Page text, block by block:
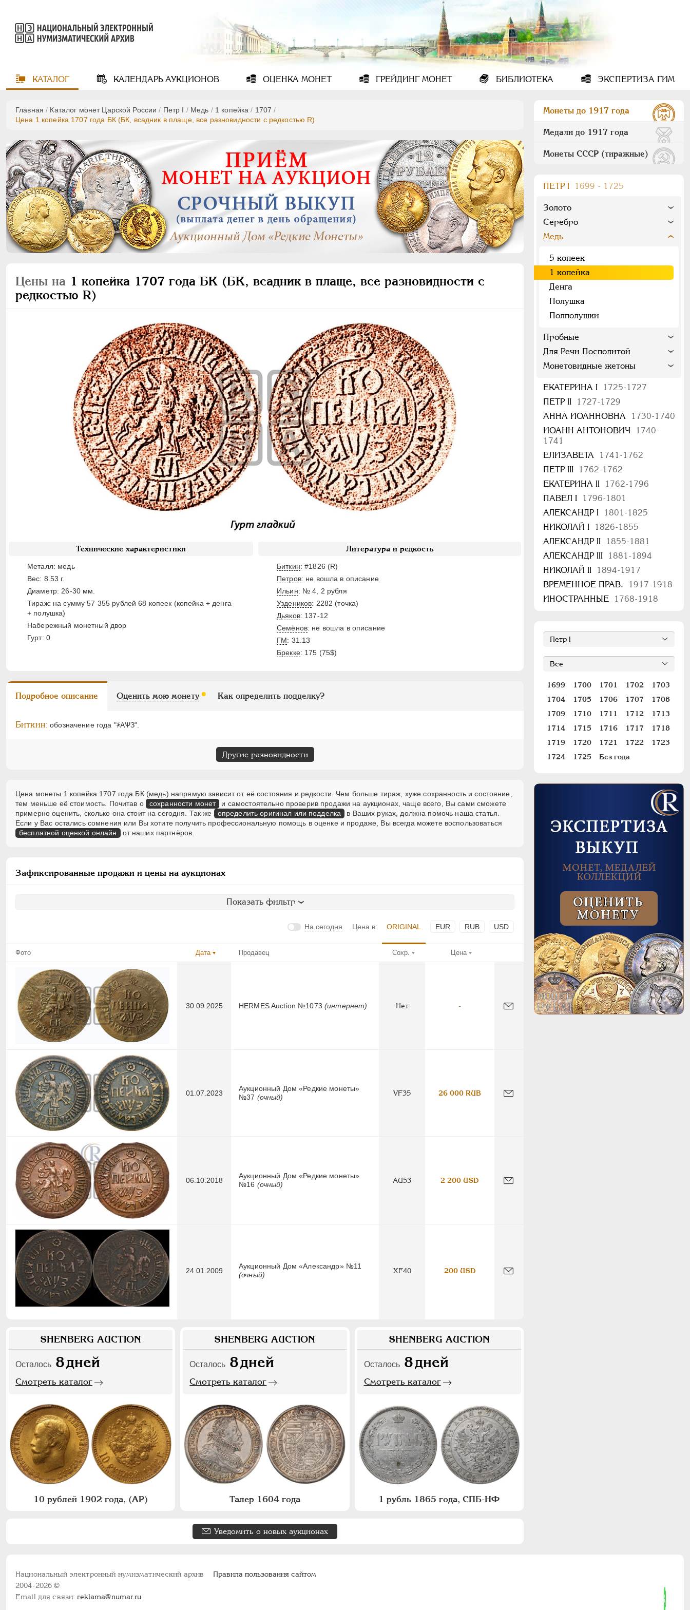
КАТАЛОГ КАЛЕНДАРЬАУКЦИОНОВ ОЦЕНКА МОНЕТ ГРЕЙДИНГМОНЕТ БИБЛИОТЕКА ЭКСПЕРТИЗА ГИМ
Главная / Каталог монет Царской России / Пeтр I / Медь / 1 копейка / 1707 /
Цена 1 копейка 1707 года БК (БК, всадник в плаще, все разновидности с редкостью R)
Цены на 1 копейка 1707 года БК (БК, всадник в плаще, все разновидности с
редкостью R)
Технические характеристики
Металл: медь
Вес: 8.53 г.
Диаметр: 26-30 мм.
Тираж: на сумму 57 355 рублей 68 копеек (копейка + денга
+ полушка)
Набережный монетный двор
Гурт: 0
Литература и редкость
Биткин: #1826 (R)
Петров: не вошла в описание
Ильин: № 4, 2 рубля
Уздеников: 2282 (точка)
Дьяков: 137-12
Семёнов: не вошла в описание
ГМ: 31.13
Брекке: 175 (75$)
Подробное описание Оценить мою монету Как определить подделку?
Биткин: обозначение года "҂АѰЗ".
Другие разновидности
Цена монеты 1 копейка 1707 года БК (медь) напрямую зависит от её состояния и редкости. Чем больше тираж, хуже сохранность и состояние,
тем меньше её стоимость. Почитав о
сохранности монет
и самостоятельно проверив продажи на аукционах, чаще всего, Вы сами сможете
примерно оценить, сколько она стоит на сегодня. Так же
определить оригинал или подделка
в Ваших руках, должна помочь наша статья.
Если у Вас остались сомнения или Вы хотите получить профессиональную помощь в оценке и продаже, Вы всегда можете воспользоваться
бесплатной оценкой онлайн от наших партнёров.
Зафиксированные продажи и цены на аукционах
Показать фильтр
На сегодня Цена в: ORIGINAL EUR RUB USD
Фото Дата Продавец Сохр. Цена
30.09.2025 HERMES Auction №1073 (интернет) Нет -
01.07.2023
Аукционный Дом «Редкие монеты»
№37 (очный)
VF35 26 000 RUB
06.10.2018
Аукционный Дом «Редкие монеты»
№16 (очный)
AU53 2 200 USD
24.01.2009
Аукционный Дом «Александр» №11
(очный)
XF40 200 USD
SHENBERG AUCTION
Осталось 8дней
Смотреть каталог
10 рублей 1902 года, (АР)
SHENBERG AUCTION
Осталось 8дней
Смотреть каталог
Талер 1604 года
SHENBERG AUCTION
Осталось 8дней
Смотреть каталог
1 рубль 1865 года, СПБ-НФ
Уведомить о новых аукционах
Монеты до 1917 года
Медали до 1917 года
Монеты СССР (тиражные)
ПEТР I 1699 - 1725
Золото
Серебро
Медь
5 копеек
1 копейка
Денга
Полушка
Полполушки
Пробные
Для Речи Посполитой
Монетовидные жетоны
ЕКАТЕРИНА I
1725-1727
ПЕТР II
1727-1729
АННА ИОАННОВНА
1730-1740
ИОАНН АНТОНОВИЧ
1740-
1741
ЕЛИЗАВЕТА
1741-1762
ПЕТР III
1762-1762
ЕКАТЕРИНА II
1762-1796
ПАВЕЛ I
1796-1801
АЛЕКСАНДР I
1801-1825
НИКОЛАЙ I
1826-1855
АЛЕКСАНДР II
1855-1881
АЛЕКСАНДР III
1881-1894
НИКОЛАЙ II
1894-1917
ВРЕМЕННОЕ ПРАВ.
1917-1918
ИНОСТРАННЫЕ
1768-1918
1699 1700 1701 1702
1703
1704
1705 1706 1707
1708
1709
1710 1711 1712
1713
1714
1715 1716 1717
1718
1719
1720 1721 1722
1723
1724
1725 Без года
Национальный электронный нумизматический архив
2004-2026 ©
Email для связи:reklama@numar.ru
Правила пользования сайтом